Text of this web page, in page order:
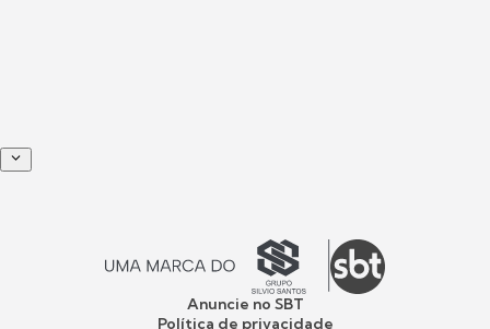
Anuncie no SBT
Política de privacidade